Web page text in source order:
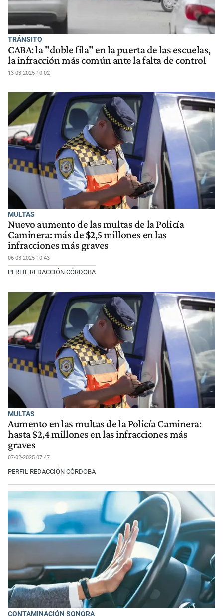
TRÁNSITO
CABA: la "doble fila" en la puerta de las escuelas,
la infracción más común ante la falta de control
13-03-2025 10:02
MULTAS
Nuevo aumento de las multas de la Policía
Caminera: más de $2,5 millones en las
infracciones más graves
06-03-2025 10:43
PERFIL REDACCIÓN CÓRDOBA
MULTAS
Aumento en las multas de la Policía Caminera:
hasta $2,4 millones en las infracciones más
graves
07-02-2025 07:47
PERFIL REDACCIÓN CÓRDOBA
CONTAMINACIÓN SONORA